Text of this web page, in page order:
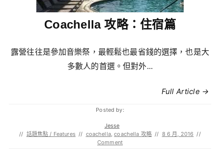
Coachella 攻略：住宿篇
露營往往是參加音樂祭，最輕鬆也最省錢的選擇，也是大
多數人的首選。但對外...
Full Article →
Posted by:
Jesse
// 話題焦點 / Features // coachella,coachella 攻略 // 8 6 月, 2016 //
Comment